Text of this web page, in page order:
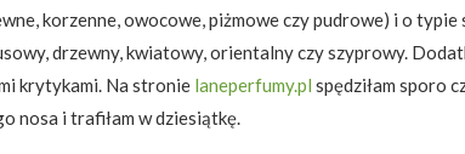
korzenne, owocowe, piżmowe czy pudrowe) i o typie
drzewny, kwiatowy, orientalny czy szyprowy.
krytykami. Na stronie laneperfumy.pl spędziłam sporo
nosa i trafiłam w dziesiątkę.